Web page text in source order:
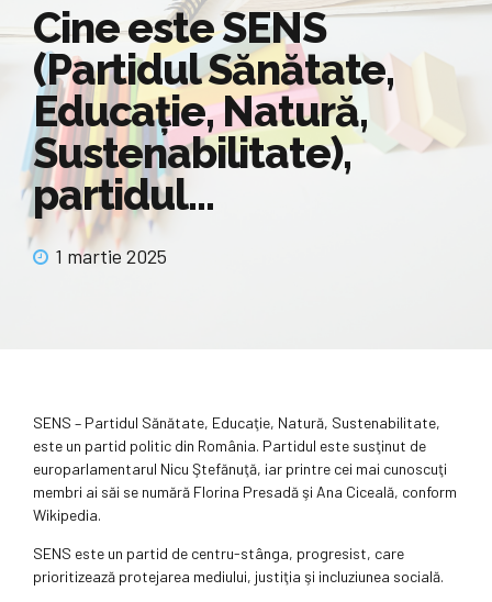
Cine este SENS
(Partidul Sănătate,
Educaţie, Natură,
Sustenabilitate),
partidul…
1 martie 2025
SENS – Partidul Sănătate, Educaţie, Natură, Sustenabilitate,
este un partid politic din România. Partidul este susţinut de
europarlamentarul Nicu Ştefănuţă, iar printre cei mai cunoscuţi
membri ai săi se numără Florina Presadă şi Ana Ciceală, conform
Wikipedia.
SENS este un partid de centru-stânga, progresist, care
prioritizează protejarea mediului, justiţia şi incluziunea socială.